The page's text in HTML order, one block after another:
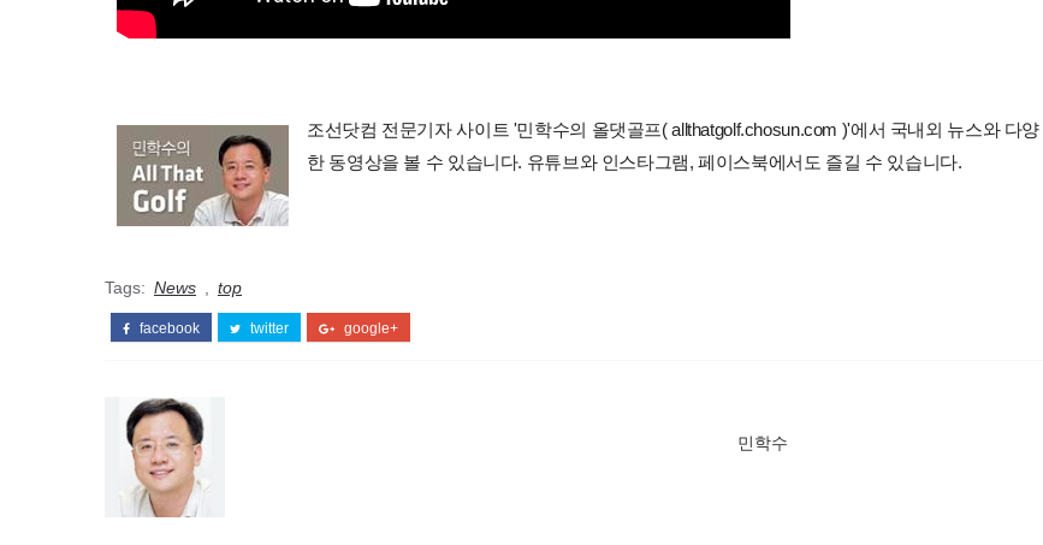
조선닷컴 전문기자 사이트 '민학수의 올댓골프( allthatgolf.chosun.com )'에서 국내외 뉴스와 다양
한 동영상을 볼 수 있습니다. 유튜브와 인스타그램, 페이스북에서도 즐길 수 있습니다.
Tags: News top
facebook twitter google+
민학수